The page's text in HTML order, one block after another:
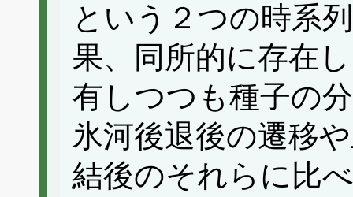
という２つの時系
果、同所的に存在
有しつつも種子の
氷河後退後の遷移
結後のそれらに比